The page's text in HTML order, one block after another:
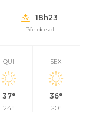
18h23
Pôr do sol
QUI
37°
24°
SEX
36°
20°